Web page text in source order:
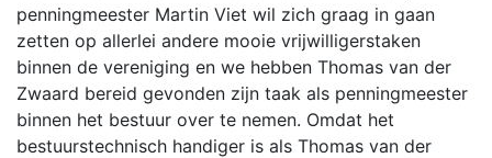
penningmeester Martin Viet wil zich graag in gaan
zetten op allerlei andere mooie vrijwilligerstaken
binnen de vereniging en we hebben Thomas van der
Zwaard bereid gevonden zijn taak als penningmeester
binnen het bestuur over te nemen. Omdat het
bestuurstechnisch handiger is als Thomas van der